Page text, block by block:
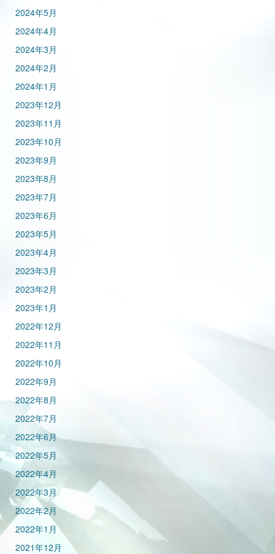
2024年5月
2024年4月
2024年3月
2024年2月
2024年1月
2023年12月
2023年11月
2023年10月
2023年9月
2023年8月
2023年7月
2023年6月
2023年5月
2023年4月
2023年3月
2023年2月
2023年1月
2022年12月
2022年11月
2022年10月
2022年9月
2022年8月
2022年7月
2022年6月
2022年5月
2022年4月
2022年3月
2022年2月
2022年1月
2021年12月